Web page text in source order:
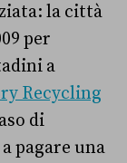
la città
per
a
Recycling
di
pagare una